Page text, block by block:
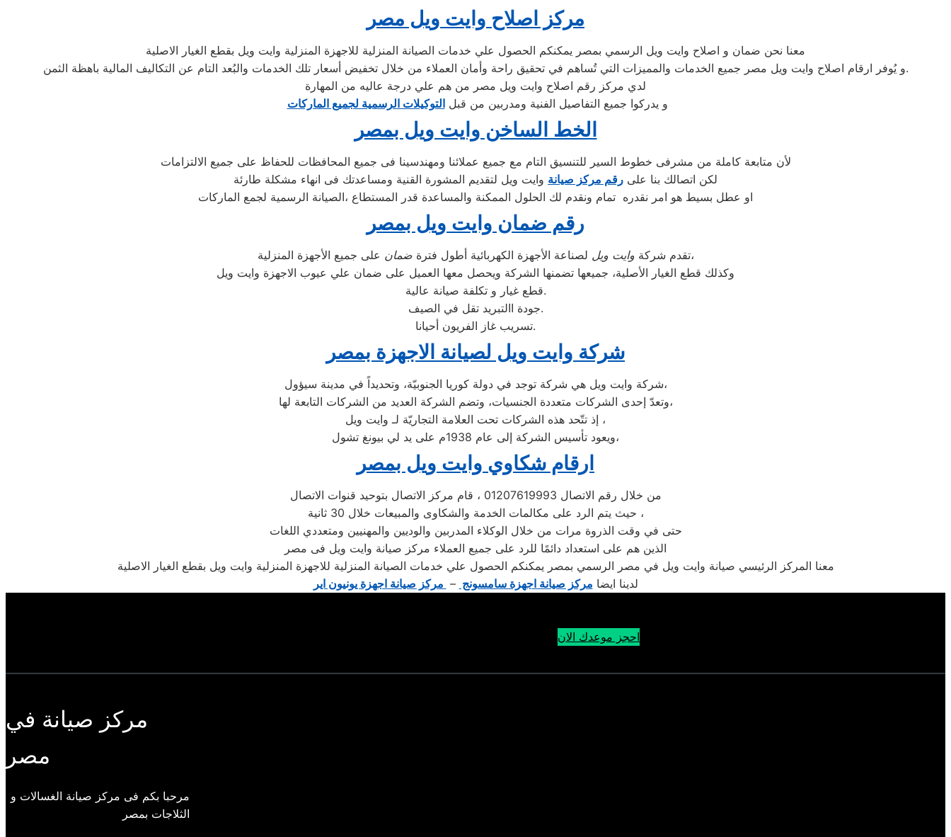
مركز اصلاح وايت ويل مصر
معنا نحن ضمان و اصلاح وايت ويل الرسمي بمصر يمكنكم الحصول علي خدمات الصيانة المنزلية للاجهزة المنزلية وايت ويل بقطع الغيار الاصلية
و يُوفر ارقام اصلاح وايت ويل مصر جميع الخدمات والمميزات التي تُساهم في تحقيق راحة وأمان العملاء من خلال تخفيض أسعار تلك الخدمات والبُعد التام عن التكاليف المالية باهظة الثمن.
لدي مركز رقم اصلاح وايت ويل مصر من هم علي درجة عاليه من المهارة
و يدركوا جميع التفاصيل الفنية ومدربين من قبلالتوكيلات الرسمية لجميع الماركات
الخط الساخن وايت ويل بمصر
لأن متابعة كاملة من مشرفى خطوط السير للتنسيق التام مع جميع عملائنا ومهندسينا فى جميع المحافظات للحفاظ على جميع الالتزامات
لكن اتصالك بنا على رقم مركز صيانة وايت ويل لتقديم المشورة القنية ومساعدتك فى انهاء مشكلة طارئة
او عطل بسيط هو امر نقدره تمام ونقدم لك الحلول الممكنة والمساعدة قدر المستطاع ،الصيانة الرسمية لجمع الماركات
رقم ضمان وايت ويل بمصر
تقدم شركة وايت ويل لصناعة الأجهزة الكهربائية أطول فترةضمان
على جميع الأجهزة المنزلية،
وكذلك قطع الغيار الأصلية، جميعها تضمنها الشركة ويحصل معها العميل على ضمان علي عيوب الاجهزة وايت ويل
قطع غيار و تكلفة صيانة عالية.
جودة االتبريد تقل في الصيف.
تسريب غاز الفريون أحيانا.
شركة وايت ويل لصيانة الاجهزة بمصر
شركة وايت ويل هي شركة توجد في دولة كوريا الجنوبيّة، وتحديداً في مدينة سيؤول،
وتعدّ إحدى الشركات متعددة الجنسيات، وتضم الشركة العديد من الشركات التابعة لها،
إذ تتّحد هذه الشركات تحت العلامة التجاريّة لـ وايت ويل ،
ويعود تأسيس الشركة إلى عام 1938م على يد لي بيونغ تشول،
ارقام شكاوي وايت ويل بمصر
من خلال رقم الاتصال 01207619993 ، قام مركز الاتصال بتوحيد قنوات الاتصال
حيث يتم الرد على مكالمات الخدمة والشكاوى والمبيعات خلال 30 ثانية ،
حتى في وقت الذروة مرات من خلال الوكلاء المدربين والوديين والمهنيين ومتعددي اللغات
الذين هم على استعداد دائمًا للرد على جميع العملاء مركز صيانة وايت ويل فى مصر
معنا المركز الرئيسي صيانة وايت ويل في مصر الرسمي بمصر يمكنكم الحصول علي خدمات الصيانة المنزلية للاجهزة المنزلية وايت ويل بقطع الغيار الاصلية
لدينا ايضا مركز صيانة اجهزة سامسونج – مركز صيانة اجهزة يونيون اير
احجز موعدك الان
مركز صيانة في
مصر
مرحبا بكم فى مركز صيانة الغسالات و
الثلاجات بمصر